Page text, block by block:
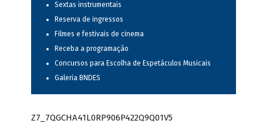
Sextas instrumentais
Reserva de ingressos
Filmes e festivais de cinema
Receba a programação
Concursos para Escolha de Espetáculos Musicais
Galeria BNDES
Z7_7QGCHA41L0RP906P422Q9Q01V5